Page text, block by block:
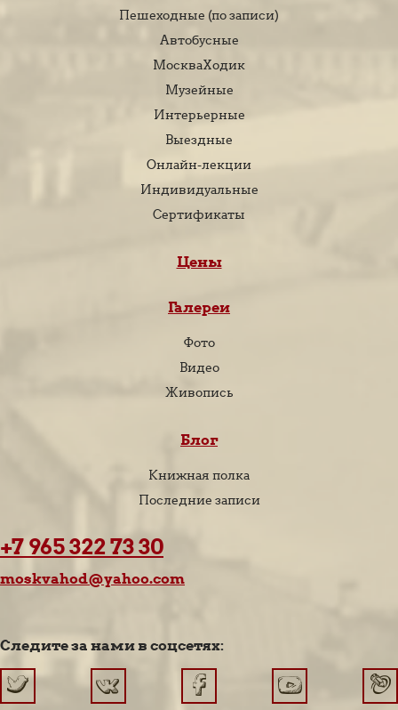
Пешеходные (по записи)
Автобусные
МоскваХодик
Музейные
Интерьерные
Выездные
Онлайн-лекции
Индивидуальные
Сертификаты
Цены
Галереи
Фото
Видео
Живопись
Блог
Книжная полка
Последние записи
+7 965 322 73 30
moskvahod@yahoo.com
Следите за нами в соцсетях: